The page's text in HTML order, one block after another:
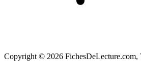
Copyright © 2026 FichesDeLecture.com,